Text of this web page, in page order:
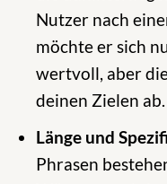
Nutzer nach
möchte er sich
wertvoll, aber
deinen Zielen ab.
Länge und
Phrasen